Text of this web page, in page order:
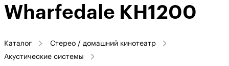
Wharfedale KH1200
Каталог
Стерео / домашний кинотеатр
Акустические системы